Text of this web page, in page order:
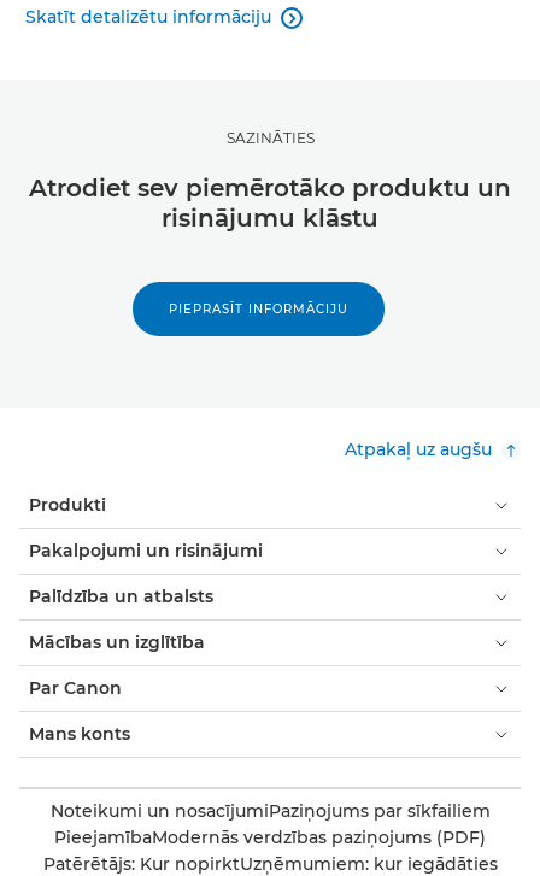
Skatīt detalizētu informāciju 
SAZINĀTIES
Atrodiet sev piemērotāko produktu un
risinājumu klāstu
PIEPRASĪT INFORMĀCIJU
Atpakaļ uz augšu
Produkti
Pakalpojumi un risinājumi
Palīdzība un atbalsts
Mācības un izglītība
Par Canon
Mans konts
Noteikumi un nosacījumiPaziņojums par sīkfailiem
PieejamībaModernās verdzības paziņojums (PDF)
Patērētājs: Kur nopirktUzņēmumiem: kur iegādāties